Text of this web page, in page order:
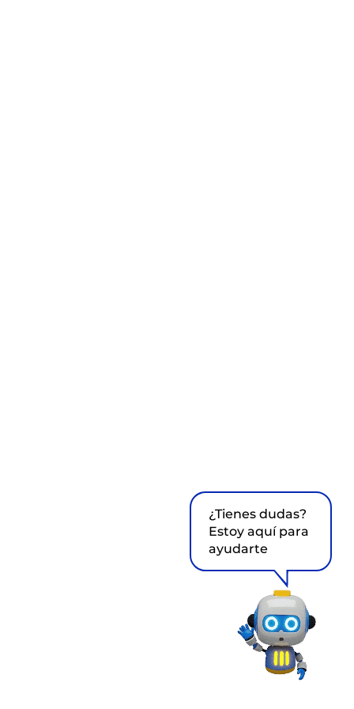
¿Tienes dudas?
Estoy aquí para
ayudarte